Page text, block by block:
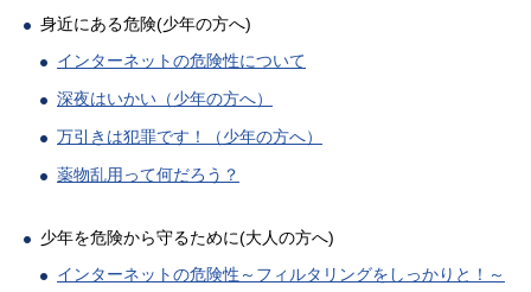
身近にある危険(少年の方へ)
インターネットの危険性について
深夜はいかい（少年の方へ）
万引きは犯罪です！（少年の方へ）
薬物乱用って何だろう？
少年を危険から守るために(大人の方へ)
インターネットの危険性～フィルタリングをしっかりと！～